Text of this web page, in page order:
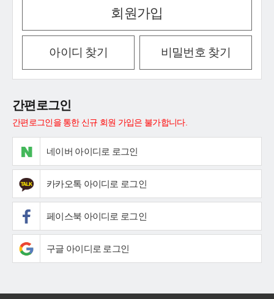
회원가입
아이디 찾기 비밀번호 찾기
간편로그인
간편로그인을 통한 신규 회원 가입은 불가합니다.
네이버 아이디로 로그인
카카오톡 아이디로 로그인
페이스북 아이디로 로그인
구글 아이디로 로그인